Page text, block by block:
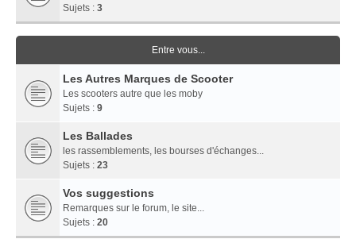
Sujets : 3
Entre vous...
Les Autres Marques de Scooter
Les scooters autre que les moby
Sujets : 9
Les Ballades
les rassemblements, les bourses d'échanges...
Sujets : 23
Vos suggestions
Remarques sur le forum, le site...
Sujets : 20